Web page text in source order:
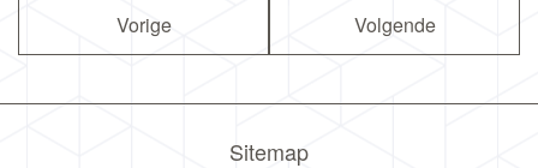
Vorige Volgende
Sitemap